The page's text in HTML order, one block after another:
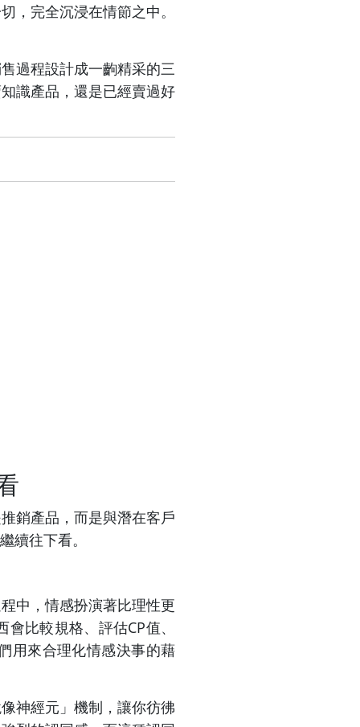
，完全沉浸在情節之中。
過程設計成一齣精采的三
識產品，還是已經賣過好
銷產品，而是與潛在客戶
續往下看。
中，情感扮演著比理性更
比較規格、評估CP值、
用來合理化情感決事的藉
神經元」機制，讓你彷彿